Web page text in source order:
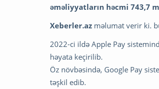
əməliyyatların həcmi 743,7
Xeberler.az məlumat verir ki.
2022-ci ildə Apple Pay
həyata keçirilib.
Öz növbəsində, Google Pay
təşkil edib.